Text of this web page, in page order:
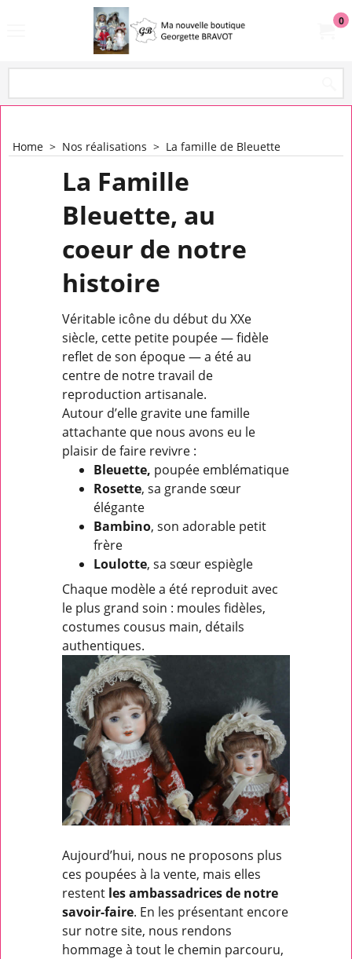
0
Home > Nos réalisations > La famille de Bleuette
La Famille
Bleuette, au
coeur de notre
histoire
Véritable icône du début du XXe
siècle, cette petite poupée — fidèle
reflet de son époque — a été au
centre de notre travail de
reproduction artisanale.
Autour d’elle gravite une famille
attachante que nous avons eu le
plaisir de faire revivre :
Bleuette, poupée emblématique
Rosette, sa grande sœur
élégante
Bambino, son adorable petit
frère
Loulotte, sa sœur espiègle
Chaque modèle a été reproduit avec
le plus grand soin : moules fidèles,
costumes cousus main, détails
authentiques.
Aujourd’hui, nous ne proposons plus
ces poupées à la vente, mais elles
restent les ambassadrices de notre
savoir-faire. En les présentant encore
sur notre site, nous rendons
hommage à tout le chemin parcouru,